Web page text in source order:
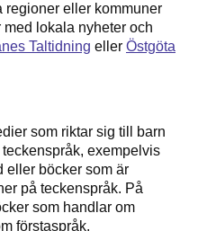
regioner eller kommuner
lokala nyheter och
Taltidning eller Östgöta
som riktar sig till barn
exempelvis
eller böcker som är
på teckenspråk. På
som handlar om
förstaspråk.